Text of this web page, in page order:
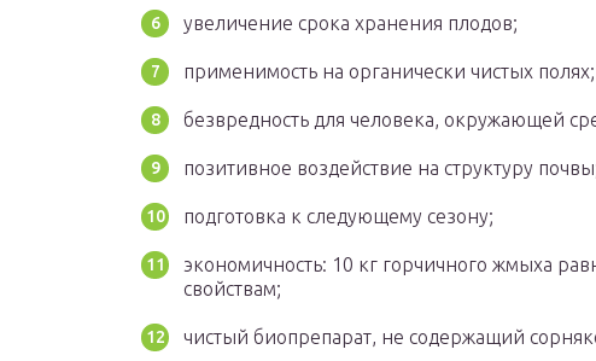
увеличение срока хранения плодов;
применимость на органически чистых полях;
безвредность для человека, окружающей
позитивное воздействие на структуру
подготовка к следующему сезону;
экономичность: 10 кг горчичного жмыха
свойствам;
чистый биопрепарат, не содержащий